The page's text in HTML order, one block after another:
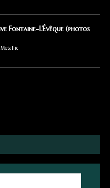
Fontaine-L’Évêque (photos
Metallic